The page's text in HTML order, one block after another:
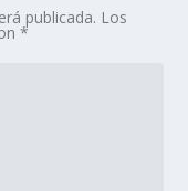
publicada. Los
*